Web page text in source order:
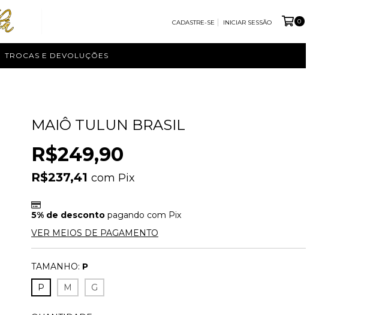
CADASTRE-SE INICIAR SESSÃO 0
TROCAS E DEVOLUÇÕES
MAIÔ TULUN BRASIL
R$249,90
R$237,41com Pix
5% de desconto pagando com Pix
VER MEIOS DE PAGAMENTO
TAMANHO: P
P
M G